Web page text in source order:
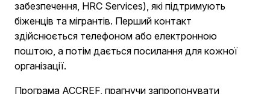
забезпечення, HRC Services), які підтримують
біженців та мігрантів. Перший контакт
здійснюється телефоном або електронною
поштою, а потім дається посилання для кожної
організації.
Програма ACCREF, прагнучи запропонувати